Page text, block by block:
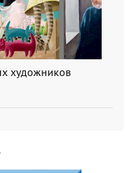
художников